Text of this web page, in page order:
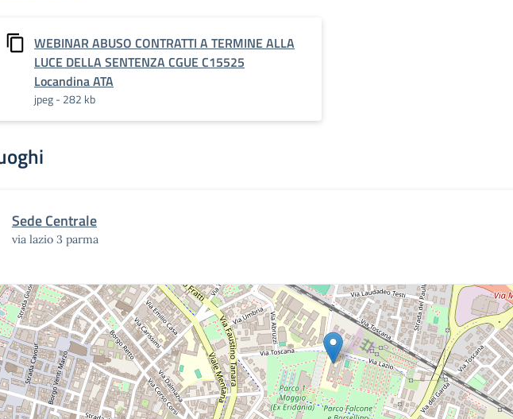
WEBINAR ABUSO CONTRATTI A TERMINE ALLA
LUCE DELLA SENTENZA CGUE C15525
Locandina ATA
jpeg - 282 kb
Sede Centrale
via lazio 3 parma